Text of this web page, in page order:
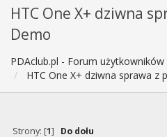
HTC One X+ dziwna
Demo
PDAclub.pl - Forum
HTC One X+ dziwna sprawa z
Strony: [1] Do dołu